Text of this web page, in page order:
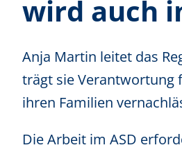
wird auch
Anja Martin leitet das
trägt sie Verantwortung
ihren Familien
Die Arbeit im ASD